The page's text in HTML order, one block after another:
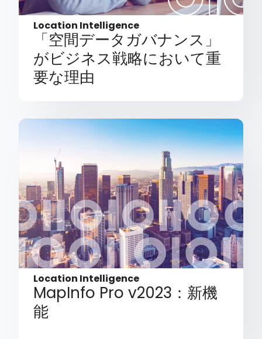
Location Intelligence
「空間データガバナンス」
がビジネス戦略において重
要な理由
Location Intelligence
MapInfo Pro v2023：新機
能